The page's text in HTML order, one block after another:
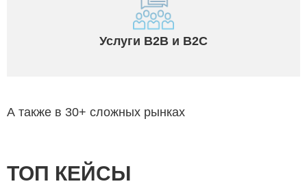
Услуги B2B и B2C
А также в 30+ сложных рынках
ТОП КЕЙСЫ